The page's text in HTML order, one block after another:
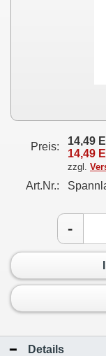
Preis: 14,49
14,49
zzgl.
Art.Nr.:
-
Details